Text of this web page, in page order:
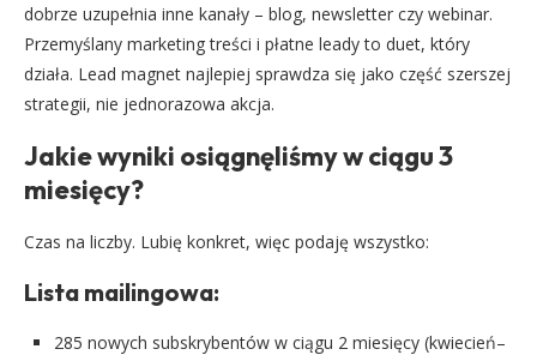
dobrze uzupełnia inne kanały – blog, newsletter czy webinar.
Przemyślany marketing treści i płatne leady to duet, który
działa. Lead magnet najlepiej sprawdza się jako część szerszej
strategii, nie jednorazowa akcja.
Jakie wyniki osiągnęliśmy w ciągu 3
miesięcy?
Czas na liczby. Lubię konkret, więc podaję wszystko:
Lista mailingowa:
285 nowych subskrybentów w ciągu 2 miesięcy (kwiecień–